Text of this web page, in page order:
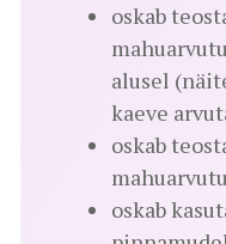
oskab
alusel
kaeve
oskab
oskab